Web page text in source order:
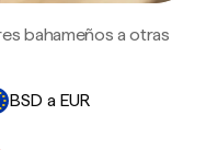
bahameños a otras
BSD a EUR